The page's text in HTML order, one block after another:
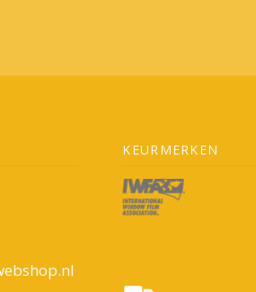
KEURMERKEN